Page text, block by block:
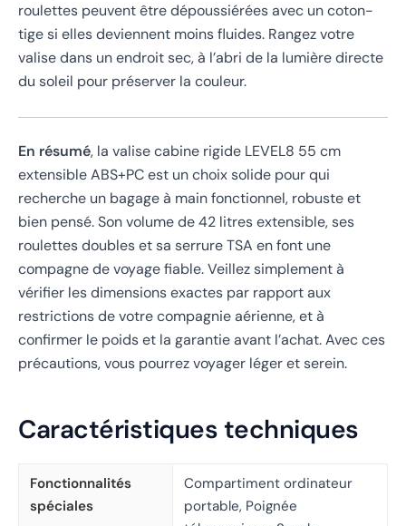
roulettes peuvent être dépoussiérées avec un coton-
tige si elles deviennent moins fluides. Rangez votre
valise dans un endroit sec, à l’abri de la lumière directe
du soleil pour préserver la couleur.
En résumé, la valise cabine rigide LEVEL8 55 cm
extensible ABS+PC est un choix solide pour qui
recherche un bagage à main fonctionnel, robuste et
bien pensé. Son volume de 42 litres extensible, ses
roulettes doubles et sa serrure TSA en font une
compagne de voyage fiable. Veillez simplement à
vérifier les dimensions exactes par rapport aux
restrictions de votre compagnie aérienne, et à
confirmer le poids et la garantie avant l’achat. Avec ces
précautions, vous pourrez voyager léger et serein.
Caractéristiques techniques
Fonctionnalités
spéciales
Compartiment ordinateur
portable, Poignée